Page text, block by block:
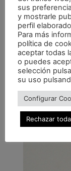
Diego
Diego
Xavi
sus
y mostrarle
perfil
Para más
política de
aceptar todas
o puedes
selección
su uso
Configurar
Rechazar